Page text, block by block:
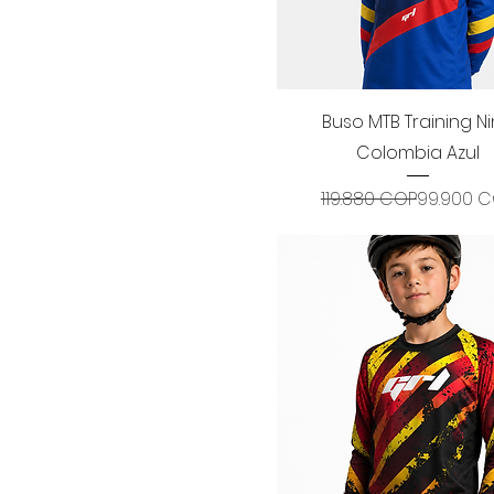
Vista rápida
Buso MTB Training
Colombia Azul
Precio
119.880 COPPrecio
99.900